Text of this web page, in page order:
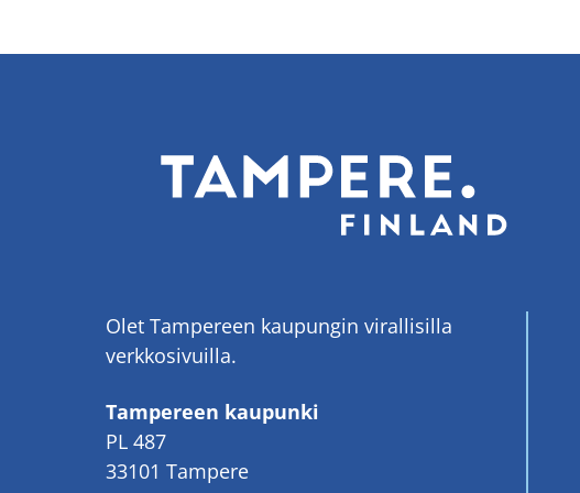
Olet Tampereen kaupungin virallisilla
verkkosivuilla.
Tampereen kaupunki
PL 487
33101 Tampere